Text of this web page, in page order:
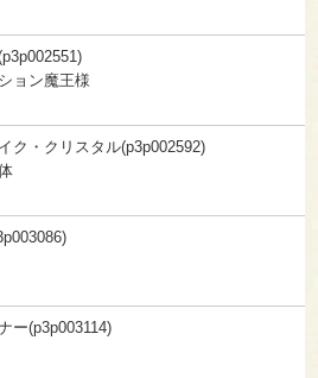
ョン魔王様
ク・クリスタル(p3p002592)
ー(p3p003114)